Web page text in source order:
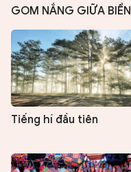
GOM NẮNG GIỮA BIỂN
Tiếng hí đầu tiên